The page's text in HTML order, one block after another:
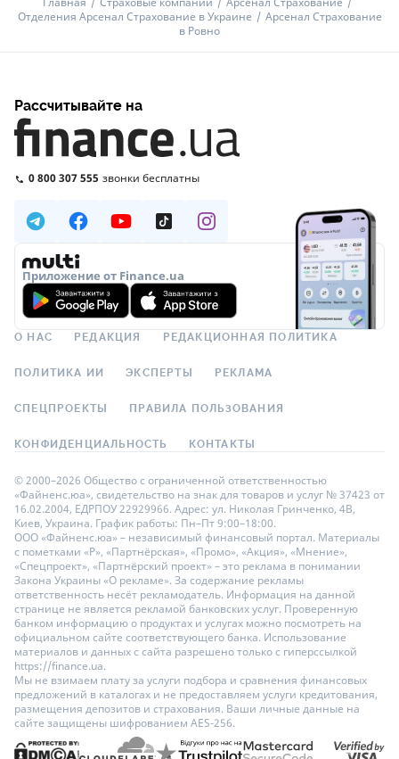
Отделения Арсенал Страхование в Украине
Арсенал Страхование
в Ровно
Рассчитывайте на
0 800 307 555 звонки бесплатны
Приложение от Finance.ua
О НАС РЕДАКЦИЯ РЕДАКЦИОННАЯ ПОЛИТИКА
ПОЛИТИКА ИИ ЭКСПЕРТЫ РЕКЛАМА
СПЕЦПРОЕКТЫ ПРАВИЛА ПОЛЬЗОВАНИЯ
КОНФИДЕНЦИАЛЬНОСТЬ КОНТАКТЫ
© 2000–2026 Общество с ограниченной ответственностью
«Файненс.юа», свидетельство на знак для товаров и услуг № 37423 от
16.02.2004, ЕДРПОУ 22929966. Адрес: ул. Николая Гринченко, 4В,
Киев, Украина. График работы: Пн–Пт 9:00–18:00.
ООО «Файненс.юа» – независимый финансовый портал. Материалы
с пометками «Р», «Партнёрская», «Промо», «Акция», «Мнение»,
«Спецпроект», «Партнёрский проект» – это реклама в понимании
Закона Украины «О рекламе». За содержание рекламы
ответственность несёт рекламодатель. Информация на данной
странице не является рекламой банковских услуг. Проверенную
банком информацию о продуктах и услугах можно посмотреть на
официальном сайте соответствующего банка. Использование
материалов и данных с сайта разрешено только с гиперссылкой
https://finance.ua.
Мы не взимаем плату за услуги подбора и сравнения финансовых
предложений в каталогах и не предоставляем услуги кредитования,
размещения депозитов и страхования. Ваши личные данные на
сайте защищены шифрованием AES-256.